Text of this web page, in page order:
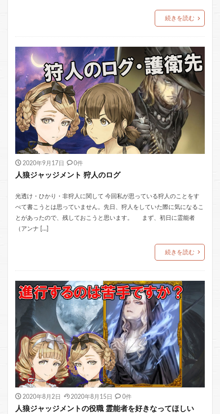
続きを読む
2020年9月17日 0件
人狼ジャッジメント 狩人のログ
光透け・ひかり・非狩人に関して 今回私が思っている狩人のことをす
べて書こうとは思っていません。先日、狩人をしていた際に気になるこ
とがあったので、残しておこうと思います。 まず、初日に霊能者
（アンナ […]
続きを読む
2020年8月2日 2020年8月15日 0件
人狼ジャッジメントの役職 霊能者を好きなってほしい